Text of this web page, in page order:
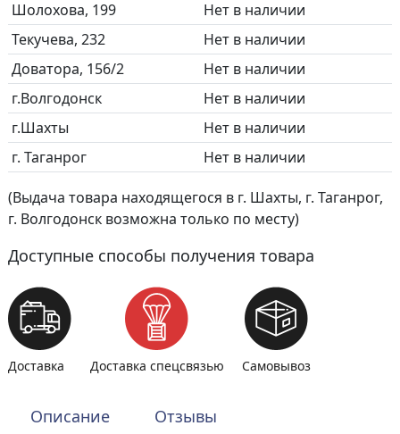
Шолохова, 199
Нет в наличии
Текучева, 232
Нет в наличии
Доватора, 156/2
Нет в наличии
г.Волгодонск
Нет в наличии
г.Шахты
Нет в наличии
г. Таганрог
Нет в наличии
(Выдача товара находящегося в г. Шахты, г. Таганрог,
г. Волгодонск возможна только по месту)
Доступные способы получения товара
Доставка Доставка спецсвязью Самовывоз
Описание Отзывы